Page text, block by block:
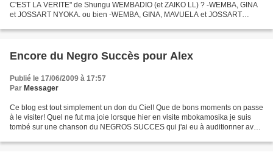
C'EST LA VERITE" de Shungu WEMBADIO (et ZAIKO LL) ? -WEMBA, GINA
et JOSSART NYOKA. ou bien -WEMBA, GINA, MAVUELA et JOSSART
Encore du Negro Succès pour Alex
Publié le 17/06/2009 à 17:57
Par Messager
Ce blog est tout simplement un don du Ciel! Que de bons moments on passe
à le visiter! Quel ne fut ma joie lorsque hier en visite mbokamosika je suis
tombé sur une chanson du NEGROS SUCCES qui j'ai eu à auditionner avec